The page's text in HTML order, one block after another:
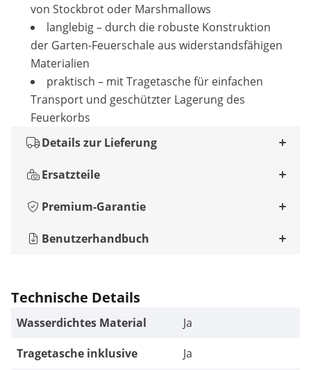
von Stockbrot oder Marshmallows
langlebig – durch die robuste Konstruktion
der Garten-Feuerschale aus widerstandsfähigen
Materialien
praktisch – mit Tragetasche für einfachen
Transport und geschützter Lagerung des
Feuerkorbs
Details zur Lieferung
Ersatzteile
Premium-Garantie
Benutzerhandbuch
Technische Details
Wasserdichtes Material
Ja
Tragetasche inklusive
Ja